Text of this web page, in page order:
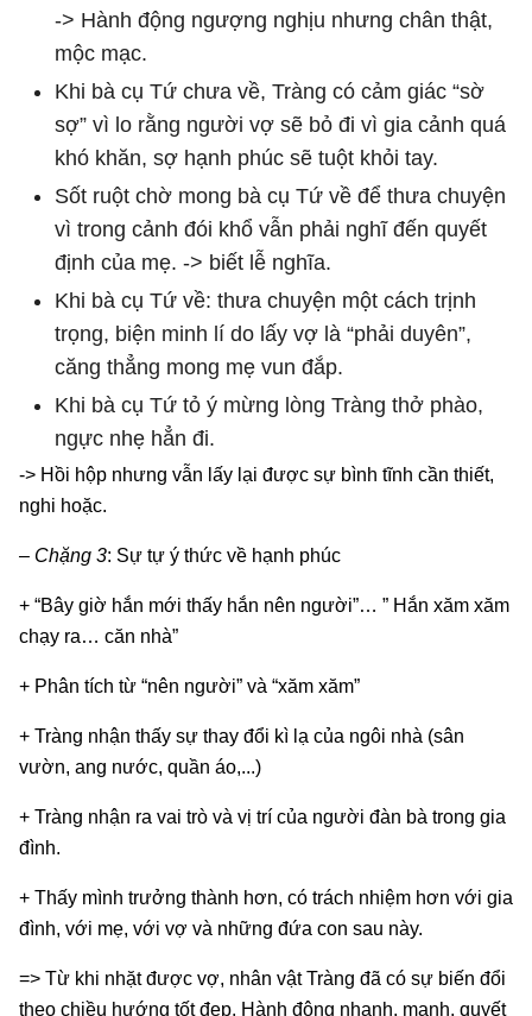
-> Hành động ngượng nghịu nhưng chân thật,
mộc mạc.
Khi bà cụ Tứ chưa về, Tràng có cảm giác “sờ
sợ” vì lo rằng người vợ sẽ bỏ đi vì gia cảnh quá
khó khăn, sợ hạnh phúc sẽ tuột khỏi tay.
Sốt ruột chờ mong bà cụ Tứ về để thưa chuyện
vì trong cảnh đói khổ vẫn phải nghĩ đến quyết
định của mẹ. -> biết lễ nghĩa.
Khi bà cụ Tứ về: thưa chuyện một cách trịnh
trọng, biện minh lí do lấy vợ là “phải duyên”,
căng thẳng mong mẹ vun đắp.
Khi bà cụ Tứ tỏ ý mừng lòng Tràng thở phào,
ngực nhẹ hẳn đi.
-> Hồi hộp nhưng vẫn lấy lại được sự bình tĩnh cần thiết,
nghi hoặc.
– Chặng 3: Sự tự ý thức về hạnh phúc
+ “Bây giờ hắn mới thấy hắn nên người”… ” Hắn xăm xăm
chạy ra… căn nhà”
+ Phân tích từ “nên người” và “xăm xăm”
+ Tràng nhận thấy sự thay đổi kì lạ của ngôi nhà (sân
vườn, ang nước, quần áo,...)
+ Tràng nhận ra vai trò và vị trí của người đàn bà trong gia
đình.
+ Thấy mình trưởng thành hơn, có trách nhiệm hơn với gia
đình, với mẹ, với vợ và những đứa con sau này.
=> Từ khi nhặt được vợ, nhân vật Tràng đã có sự biến đổi
theo chiều hướng tốt đẹp. Hành động nhanh, mạnh, quyết